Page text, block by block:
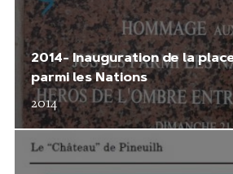
2014- Inauguration de la
parmi les Nations
2014